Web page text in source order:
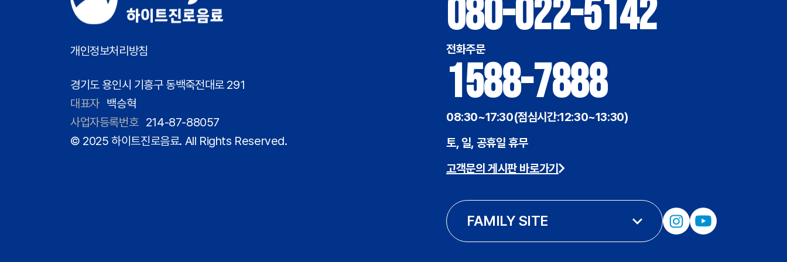
개인정보처리방침
경기도 용인시 기흥구 동백죽전대로 291
대표자 백승혁
사업자등록번호 214-87-88057
© 2025 하이트진로음료. All Rights Reserved.
080-022-5142
전화주문
1588-7888
08:30~17:30(점심시간:12:30~13:30)
토, 일, 공휴일 휴무
고객문의 게시판 바로가기
FAMILY SITE